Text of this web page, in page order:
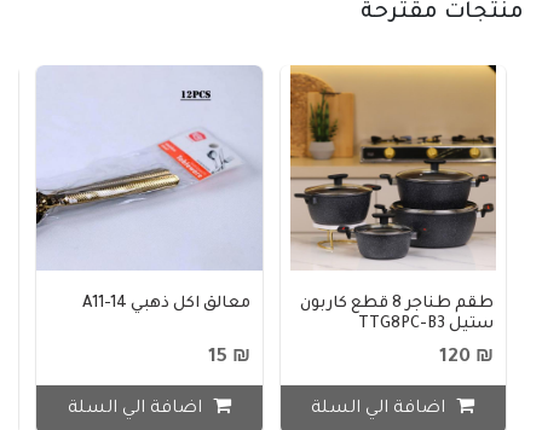
منتجات مقترحة
طقم طناجر 8 قطع كاربون
ستيل TTG8PC-B3
₪ 120
اضافة الي السلة
معالق اكل ذهبي A11-14
₪ 15
اضافة الي السلة